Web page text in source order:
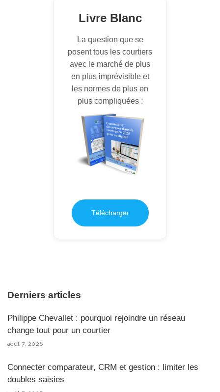
Livre Blanc
La question que se
posent tous les courtiers
avec le marché de plus
en plus imprévisible et
les normes de plus en
plus compliquées :
Télécharger
Derniers articles
Philippe Chevallet : pourquoi rejoindre un réseau
change tout pour un courtier
août 7, 2026
Connecter comparateur, CRM et gestion : limiter les
doubles saisies